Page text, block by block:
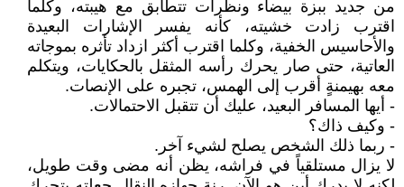
من جديد ببزة بيضاء ونظرات تتطابق مع هيبته، وكلما
اقترب زادت خشيته، كأنه يفسر الإشارات البعيدة
والأحاسيس الخفية، وكلما اقترب أكثر ازداد تأثره بموجاته
العاتية، حتى صار يحرك رأسه المثقل بالحكايات، ويتكلم
معه بهيمنةٍ أقرب إلى الهمس، تجبره على الإنصات.
- أيها المسافر البعيد، عليك أن تتقبل الاحتمالات.
- وكيف ذاك؟
- ربما ذلك الشخص يصلح لشيء آخر.
لا يزال مستلقياً في فراشه، يظن أنه مضى وقت طويل،